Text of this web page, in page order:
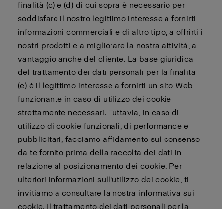
finalità (c) e (d) di cui sopra è necessario per
soddisfare il nostro legittimo interesse a fornirti
informazioni commerciali e di altro tipo, a offrirti i
nostri prodotti e a migliorare la nostra attività, a
vantaggio anche del cliente. La base giuridica
del trattamento dei dati personali per la finalità
(e) è il legittimo interesse a fornirti un sito Web
funzionante in caso di utilizzo dei cookie
strettamente necessari. Tuttavia, in caso di
utilizzo di cookie funzionali, di performance e
pubblicitari, facciamo affidamento sul consenso
da te fornito prima della raccolta dei dati in
relazione al posizionamento dei cookie. Per
ulteriori informazioni sull'utilizzo dei cookie, ti
invitiamo a consultare la nostra informativa sui
cookie. Il trattamento dei dati personali per la